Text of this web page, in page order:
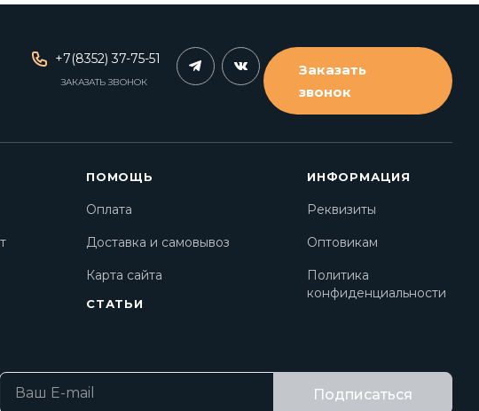
+7(8352) 37-75-51
ЗАКАЗАТЬ ЗВОНОК
Заказать
звонок
ПОМОЩЬ
Оплата
Доставка и самовывоз
Карта сайта
СТАТЬИ
ИНФОРМАЦИЯ
Реквизиты
Оптовикам
Политика
конфиденциальности
Подписаться